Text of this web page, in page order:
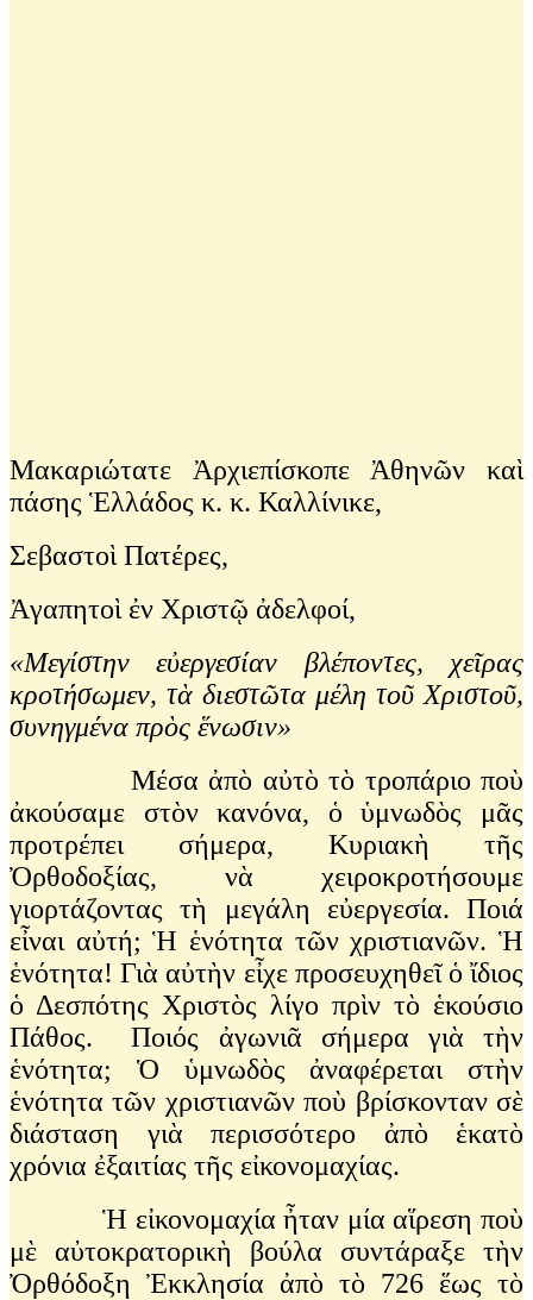
Μακαριώτατε Ἀρχιεπίσκοπε Ἀθηνῶν καὶ
πάσης Ἑλλάδος κ. κ. Καλλίνικε,
Σεβαστοὶ Πατέρες,
Ἀγαπητοὶ ἐν Χριστῷ ἀδελφοί,
«Μεγίστην εὐεργεσίαν βλέποντες, χεῖρας
κροτήσωμεν, τὰ διεστῶτα μέλη τοῦ Χριστοῦ,
συνηγμένα πρὸς ἕνωσιν»
Μέσα ἀπὸ αὐτὸ τὸ τροπάριο ποὺ
ἀκούσαμε στὸν κανόνα, ὁ ὑμνωδὸς μᾶς
προτρέπει σήμερα, Κυριακὴ τῆς
Ὀρθοδοξίας, νὰ χειροκροτήσουμε
γιορτάζοντας τὴ μεγάλη εὐεργεσία. Ποιά
εἶναι αὐτή; Ἡ ἑνότητα τῶν χριστιανῶν. Ἡ
ἑνότητα! Γιὰ αὐτὴν εἶχε προσευχηθεῖ ὁ ἴδιος
ὁ Δεσπότης Χριστὸς λίγο πρὶν τὸ ἑκούσιο
Πάθος. Ποιός ἀγωνιᾶ σήμερα γιὰ τὴν
ἑνότητα; Ὁ ὑμνωδὸς ἀναφέρεται στὴν
ἑνότητα τῶν χριστιανῶν ποὺ βρίσκονταν σὲ
διάσταση γιὰ περισσότερο ἀπὸ ἑκατὸ
χρόνια ἐξαιτίας τῆς εἰκονομαχίας.
Ἡ εἰκονομαχία ἦταν μία αἵρεση ποὺ
μὲ αὐτοκρατορικὴ βούλα συντάραξε τὴν
Ὀρθόδοξη Ἐκκλησία ἀπὸ τὸ 726 ἕως τὸ